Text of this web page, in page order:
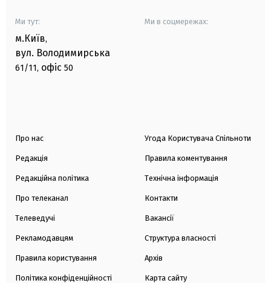
Ми тут:
м.Київ,
вул. Володимирська
61/11, офіс 50
Ми в соцмережах:
Про нас
Редакція
Редакційна політика
Про телеканал
Телеведучі
Рекламодавцям
Правила користування
Політика конфіденційності
Угода Користувача Спільноти
Правила коментування
Технічна інформація
Контакти
Вакансії
Структура власності
Архів
Карта сайту